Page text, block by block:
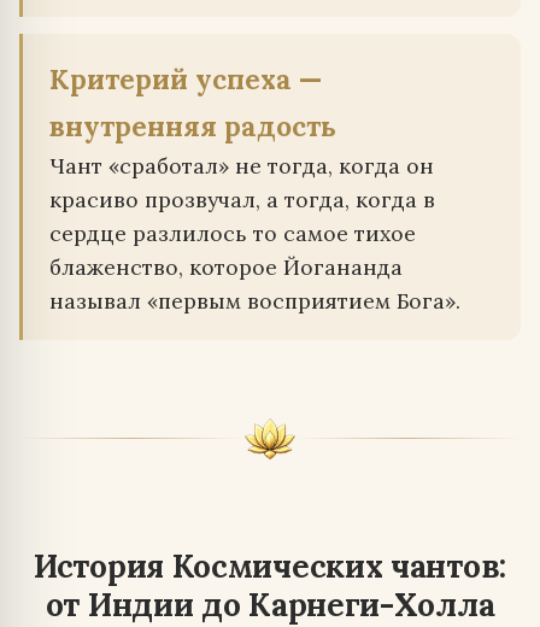
Критерий успеха —
внутренняя радость
Чант «сработал» не тогда, когда он
красиво прозвучал, а тогда, когда в
сердце разлилось то самое тихое
блаженство, которое Йогананда
называл «первым восприятием Бога».
История Космических чантов:
от Индии до Карнеги-Холла